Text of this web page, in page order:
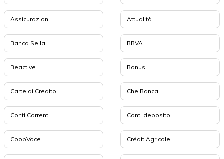
Assicurazioni Attualità
Banca Sella BBVA
Beactive Bonus
Carte di Credito Che Banca!
Conti Correnti Conti deposito
CoopVoce Crédit Agricole